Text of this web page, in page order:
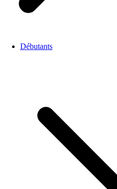
Débutants